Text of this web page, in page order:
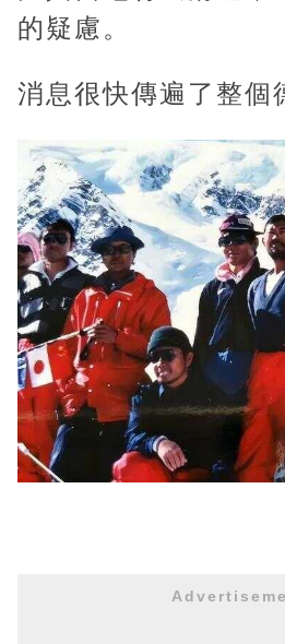
的疑慮。
消息很快傳遍了整個